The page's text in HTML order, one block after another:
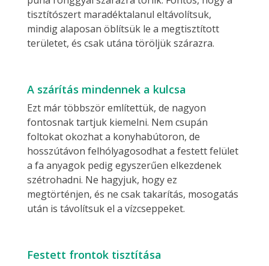
tisztítószert maradéktalanul eltávolítsuk,
mindig alaposan öblítsük le a megtisztított
területet, és csak utána töröljük szárazra.
A szárítás mindennek a kulcsa
Ezt már többször említettük, de nagyon
fontosnak tartjuk kiemelni. Nem csupán
foltokat okozhat a konyhabútoron, de
hosszútávon felhólyagosodhat a festett felület
a fa anyagok pedig egyszerűen elkezdenek
szétrohadni. Ne hagyjuk, hogy ez
megtörténjen, és ne csak takarítás, mosogatás
után is távolítsuk el a vízcseppeket.
Festett frontok tisztítása